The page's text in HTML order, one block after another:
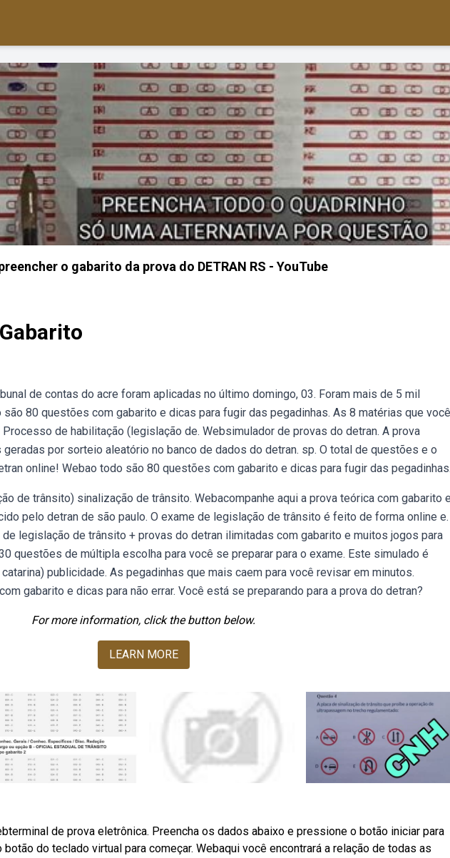
o gabarito da prova do DETRAN RS - YouTube
de contas do acre foram aplicadas no último domingo, 03. Foram mais de 5 mil
80 questões com gabarito e dicas para fugir das pegadinhas. As 8 matérias que você
de habilitação (legislação de. Websimulador de provas do detran. A prova
por sorteio aleatório no banco de dados do detran. sp. O total de questões e o
online! Webao todo são 80 questões com gabarito e dicas para fugir das pegadinhas.
de trânsito) sinalização de trânsito. Webacompanhe aqui a prova teórica com gabarito e
pelo detran de são paulo. O exame de legislação de trânsito é feito de forma online e.
legislação de trânsito + provas do detran ilimitadas com gabarito e muitos jogos para
questões de múltipla escolha para você se preparar para o exame. Este simulado é
publicidade. As pegadinhas que mais caem para você revisar em minutos.
gabarito e dicas para não errar. Você está se preparando para a prova do detran?
For more information, click the button below.
LEARN MORE
de prova eletrônica. Preencha os dados abaixo e pressione o botão iniciar para
do teclado virtual para começar. Webaqui você encontrará a relação de todas as